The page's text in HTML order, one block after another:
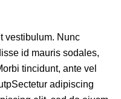
vestibulum. Nunc
id mauris sodales,
tincidunt, ante vel
adipiscing